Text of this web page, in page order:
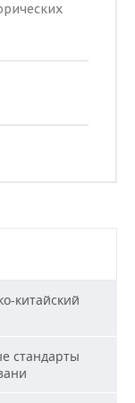
китайский
стандарты